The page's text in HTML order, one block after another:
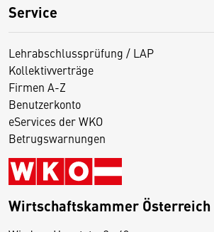
Service
Lehrabschlussprüfung / LAP
Kollektivverträge
Firmen A-Z
Benutzerkonto
eServices der WKO
Betrugswarnungen
Wirtschaftskammer Österreich